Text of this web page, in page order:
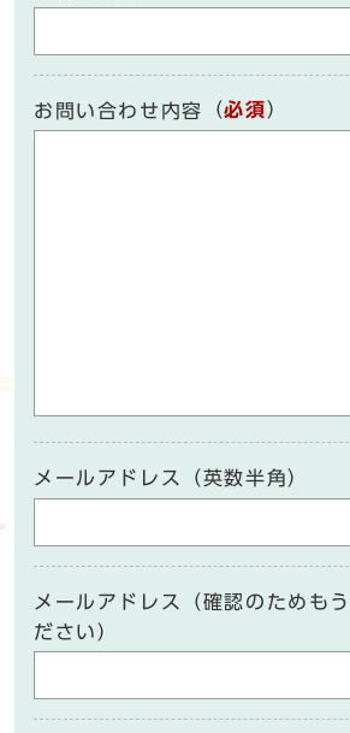
お問い合わせ内容 （必須）
メールアドレス（英数半角）
メールアドレス（確認のためも
ださい）